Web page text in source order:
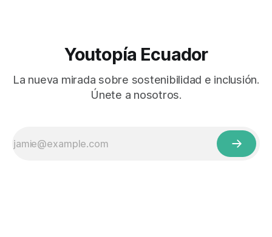
Youtopía Ecuador
La nueva mirada sobre sostenibilidad e inclusión.
Únete a nosotros.